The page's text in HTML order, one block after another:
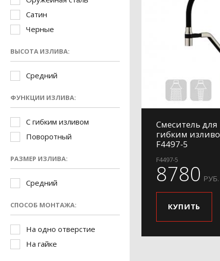
Сатин
Черные
ВЫСОТА ИЗЛИВА:
Средний
ФУНКЦИИ ИЗЛИВА:
С гибким изливом
Поворотный
РАЗМЕР ИЗЛИВА:
Средний
СПОСОБ МОНТАЖА:
На одно отверстие
На гайке
Смеситель для
гибким
F4497-5
F4497-5
8780 РУБ.
КУПИТЬ